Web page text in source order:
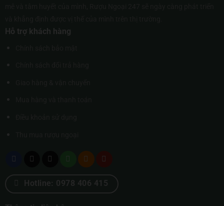
Hỗ trợ khách hàng
Hotline: 0978 406 415